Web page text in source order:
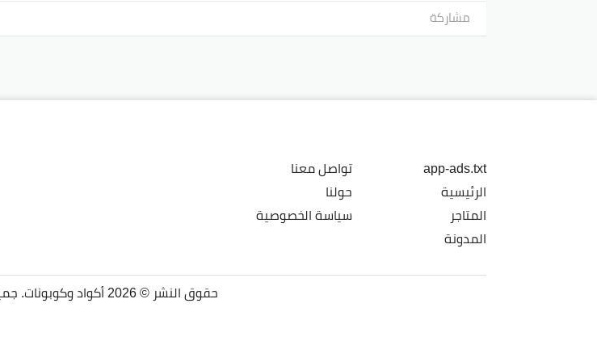
مشاركة
app-ads.txt
الرئيسية
المتاجر
المدونة
تواصل معنا
حولنا
سياسة الخصوصية
حقوق النشر © 2026 أكواد وكوبونات. جميع الحقوق محفوظة.